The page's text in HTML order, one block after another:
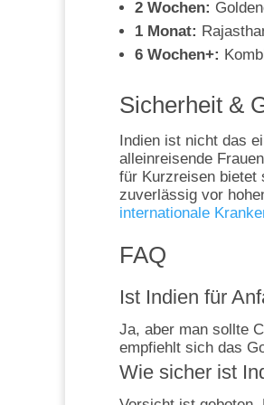
2 Wochen:
1 Monat:
6 Wochen+:
Sicherheit &
Indien ist nicht das
alleinreisende
für Kurzreisen bietet
zuverlässig vor
internationale
FAQ
Ist Indien für
Ja, aber man sollte
empfiehlt sich das
Wie sicher ist